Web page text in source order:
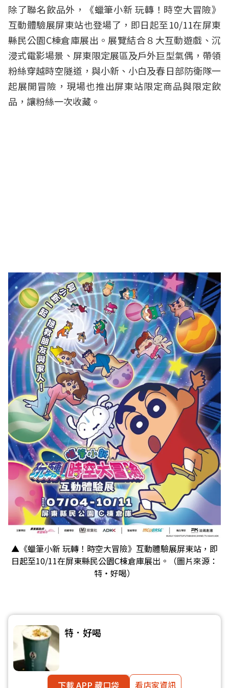
除了聯名飲品外，《蠟筆小新 玩轉！時空大冒險》
互動體驗展屏東站也登場了，即日起至10/11在屏東
縣民公園C棟倉庫展出。展覽結合８大互動遊戲、沉
浸式電影場景、屏東限定展區及戶外巨型氣偶，帶領
粉絲穿越時空隧道，與小新、小白及春日部防衛隊一
起展開冒險，現場也推出屏東站限定商品與限定飲
品，讓粉絲一次收藏。
▲《蠟筆小新 玩轉！時空大冒險》互動體驗展屏東站，即
日起至10/11在屏東縣民公園C棟倉庫展出。（圖片來源：
特‧好喝）
特．好喝
下載 APP 藏口袋 看店家資訊